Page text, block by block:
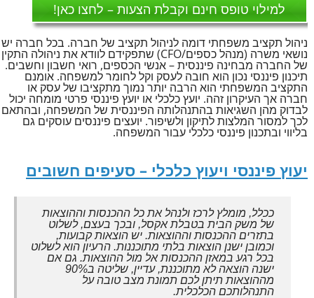
למילוי טופס חינם וקבלת הצעות – לחצו כאן!
ניהול תקציב משפחתי דומה לניהול תקציב של חברה. בכל חברה יש
נושאי משרה (מנהל כספים/CFO) שתפקידם לוודא את ניהולה התקין
של החברה מבחינה פיננסית – אנשי הכספים, רואי חשבון וחשבים.
תיכנון פיננסי נכון הוא חובה לעסק וקל לחומר למשפחה. אומנם
התקציב המשפחתי הוא הרבה יותר נמוך מתקציבו של עסק או
חברה אך העיקרון זהה. יועץ כלכלי או יועץ פיננסי פרטי מומחה יכול
לבדוק מהן השגיאות בהתנהלותה הפיננסית של המשפחה, ובהתאם
לכך למסור המלצות לתיקון ולשיפור. יועצים פיננסים עוסקים גם
בליווי ובתכנון פיננסי כלכלי עבור המשפחה.
יעוץ פיננסי ויעוץ כלכלי – סעיפים חשובים
ככלל, מומלץ לרכז ולנהל את כל ההכנסות וההוצאות
של משק הבית בטבלת אקסל, ובכך בעצם, לשלוט
בתזרים ההכנסות וההוצאות. יש הוצאות קבועות,
וכמובן ישנן הוצאות בלתי מתוכננות. הרעיון הוא לשלוט
בכל רגע במאזן ההכנסות אל מול ההוצאות. גם אם
ישנה הוצאה לא מתוכננת, עדיין, שליטה ב90%
מההוצאות תיתן לכם תמונת מצב טובה על
התנהלותכם הכלכלית.